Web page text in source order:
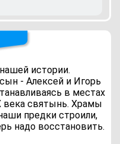
истории.
- Алексей и Игорь
в местах
века святынь. Храмы
предки строили,
надо восстановить.